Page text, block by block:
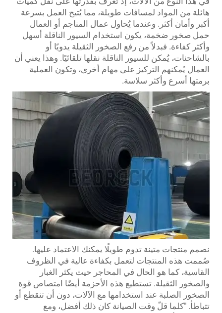
هائلة من المواد لمسافات طويلة، مما يُتيح العمل بسرعة
أكبر وأمان أكثر. وعندما يُحاول عمال المناجم أو العمال
حمل صخور ضخمة، يكون استخدام السيور الناقلة أسهل
وأكثر كفاءة. فبدلاً من رفع الصخور الثقيلة يدويًا أو
بالشاحنات، يُمكن للسيور الناقلة نقلها تلقائيًا. وهذا يعني أن
العمال يُمكنهم التركيز على مهام أخرى، وتكون العملية
برمتها أسرع وأكثر سلاسة.
نصمم منتجات متينة تدوم طويلًا يمكنك الاعتماد عليها.
صُممت هذه المنتجات لتعمل بكفاءة عالية في الظروف
القاسية، كما هو الحال في المحاجر حيث يكثر الغبار
والصخور الثقيلة. تستطيع هذه الأحزمة أيضًا امتصاص قوة
الصخور الصلبة عند استخدامها مع الآلات، دون أن تنقطع أو
تتباطأ. "كلما قلّ وقت الصيانة كان ذلك أفضل، ومع